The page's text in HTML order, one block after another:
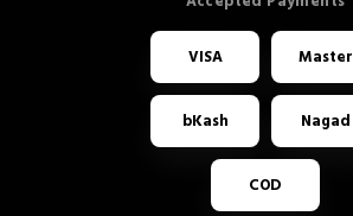
VISA Master
bKash Nagad
COD